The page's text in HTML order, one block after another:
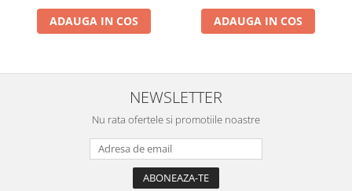
ADAUGA IN COS ADAUGA IN COS
NEWSLETTER
Nu rata ofertele si promotiile noastre